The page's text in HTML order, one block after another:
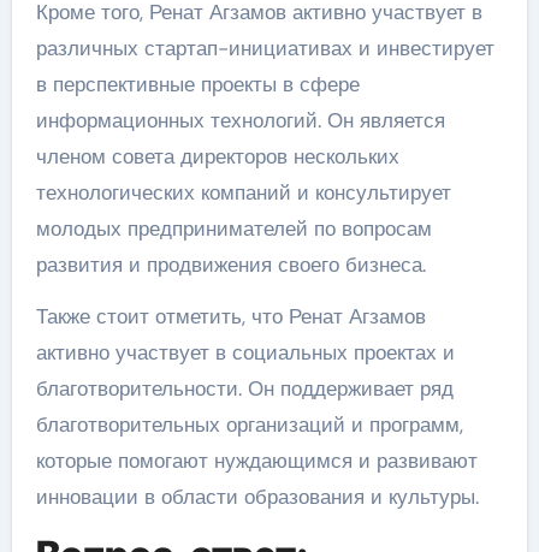
Кроме того, Ренат Агзамов активно участвует в
различных стартап-инициативах и инвестирует
в перспективные проекты в сфере
информационных технологий. Он является
членом совета директоров нескольких
технологических компаний и консультирует
молодых предпринимателей по вопросам
развития и продвижения своего бизнеса.
Также стоит отметить, что Ренат Агзамов
активно участвует в социальных проектах и
благотворительности. Он поддерживает ряд
благотворительных организаций и программ,
которые помогают нуждающимся и развивают
инновации в области образования и культуры.